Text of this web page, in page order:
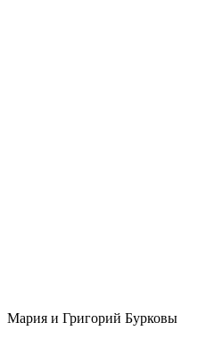
Мария и Григорий Бурковы